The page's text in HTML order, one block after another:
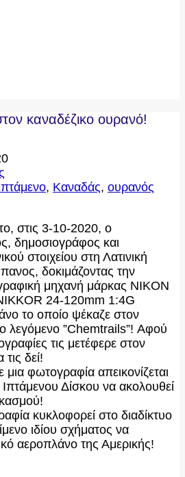
καναδέζικο ουρανό!
, Καναδάς, ουρανός
στις 3-10-2020, ο
δημοσιογράφος και
στοιχείου στη Λατινική
δοκιμάζοντας την
μηχανή μάρκας NIKON
24-120mm 1:4G
το οποίο ψέκαζε στον
λεγόμενο ”Chemtrails”! Αφού
τις μετέφερε στον
δεί!
φωτογραφία απεικονίζεται
Δίσκου να ακολουθεί
κυκλοφορεί στο διαδίκτυο
ιδίου σχήματος να
αεροπλάνο της Αμερικής!